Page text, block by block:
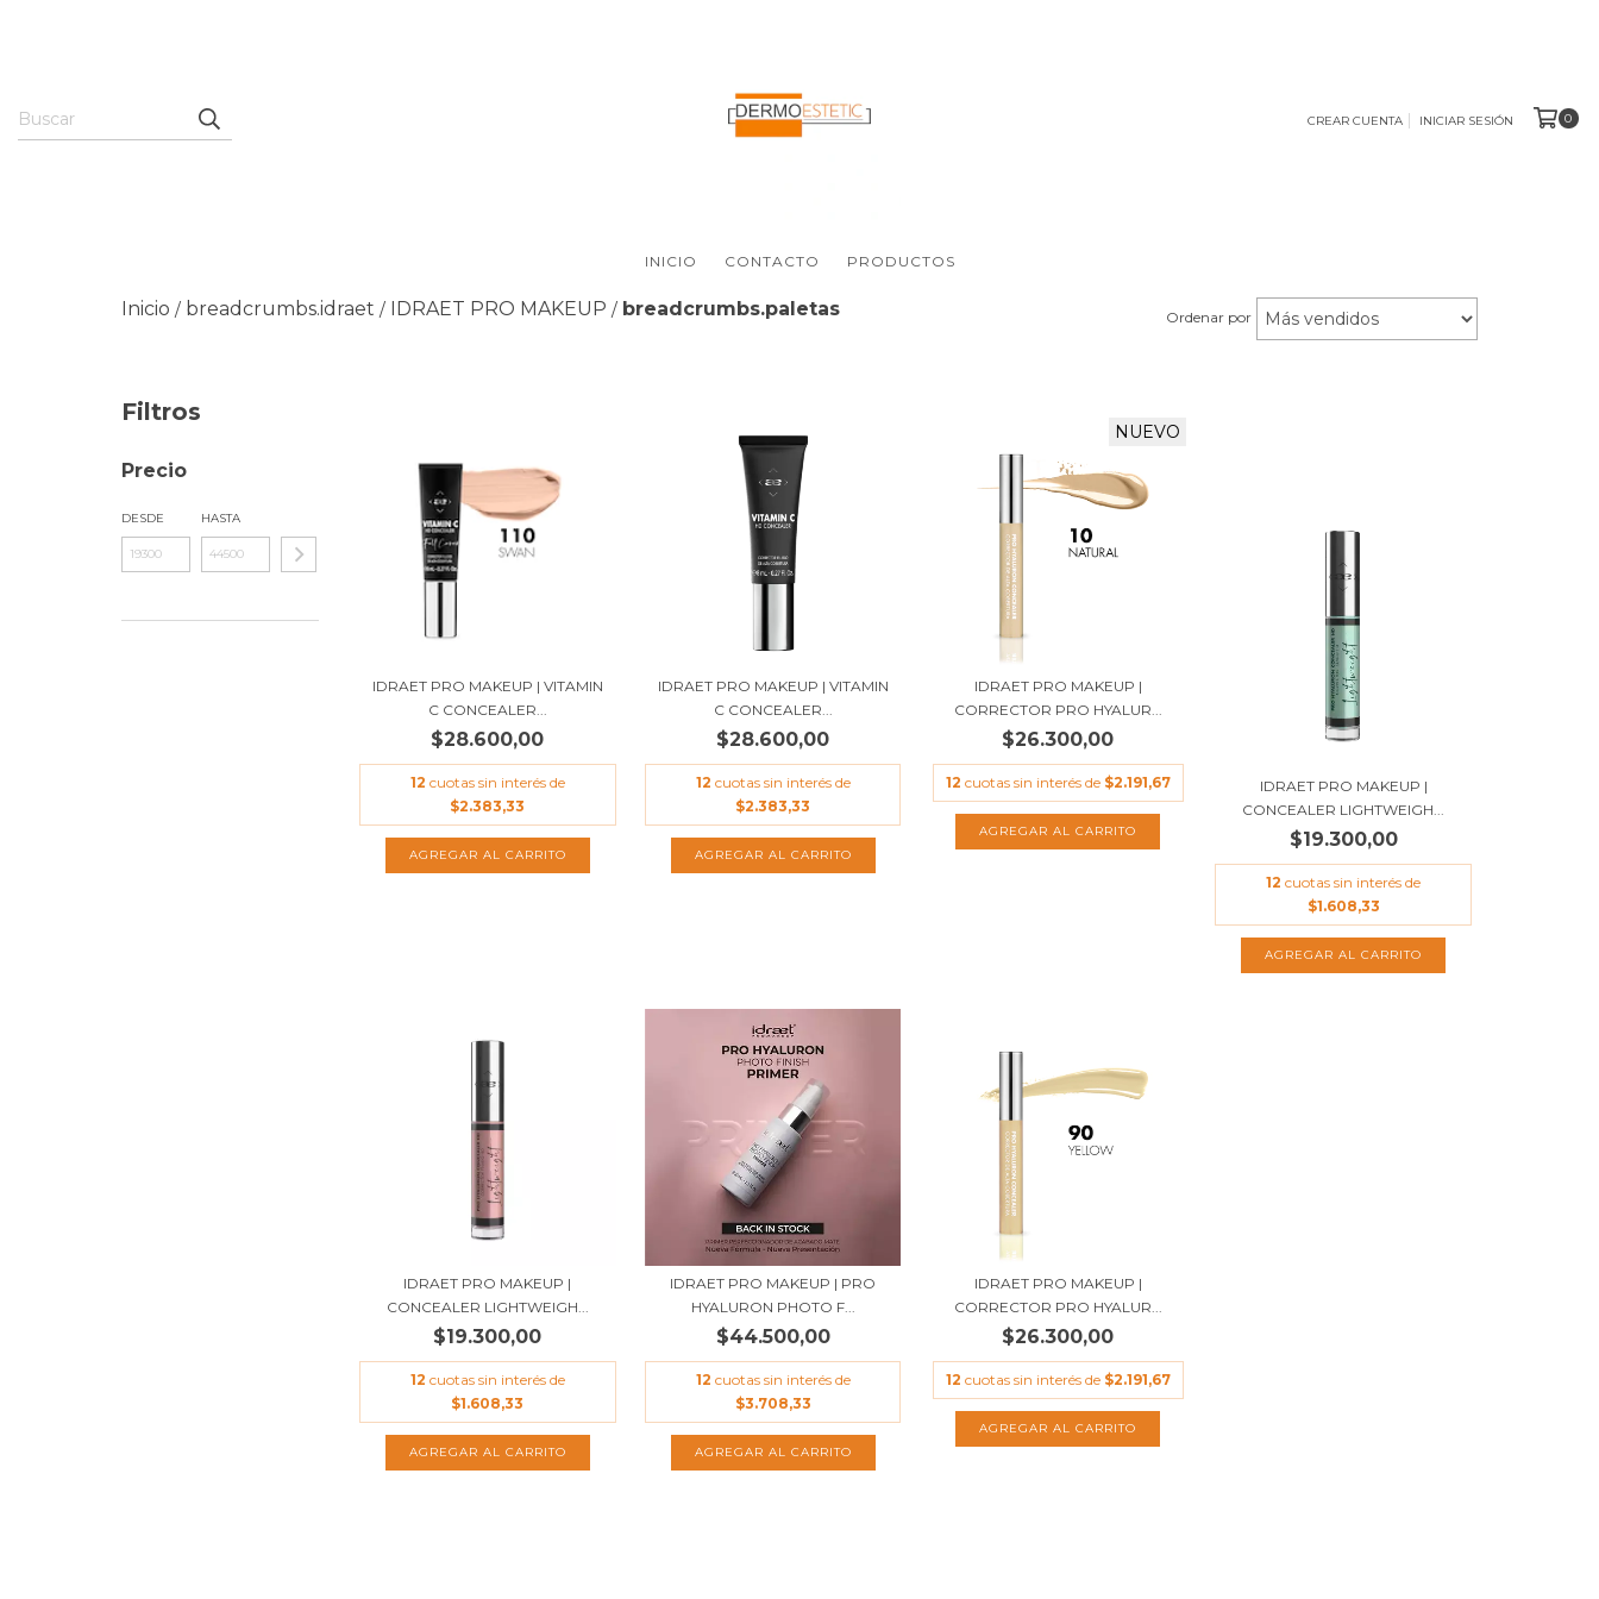
CREAR CUENTA INICIAR SESIÓN 0
INICIO CONTACTO PRODUCTOS
Inicio / breadcrumbs.idraet / IDRAET PRO MAKEUP / breadcrumbs.paletas Ordenar por
Filtros
Precio
DESDE HASTA
IDRAET PRO MAKEUP | VITAMIN
C CONCEALER...
$28.600,00
12 cuotas sin interés de
$2.383,33
IDRAET PRO MAKEUP | VITAMIN
C CONCEALER...
$28.600,00
12 cuotas sin interés de
$2.383,33
NUEVO
IDRAET PRO MAKEUP |
CORRECTOR PRO HYALUR...
$26.300,00
12 cuotas sin interés de $2.191,67
IDRAET PRO MAKEUP |
CONCEALER LIGHTWEIGH...
$19.300,00
12 cuotas sin interés de
$1.608,33
IDRAET PRO MAKEUP |
CONCEALER LIGHTWEIGH...
$19.300,00
12 cuotas sin interés de
$1.608,33
IDRAET PRO MAKEUP | PRO
HYALURON PHOTO F...
$44.500,00
12 cuotas sin interés de
$3.708,33
IDRAET PRO MAKEUP |
CORRECTOR PRO HYALUR...
$26.300,00
12 cuotas sin interés de $2.191,67